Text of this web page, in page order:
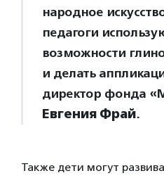
народное
педагоги
возможности
и делать
директор фонда
Евгения Фрай.
Также дети могут